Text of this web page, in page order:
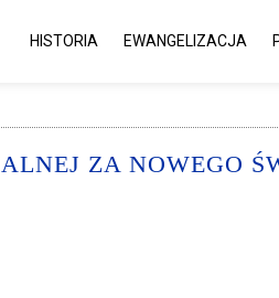
HISTORIA EWANGELIZACJA
ZA NOWEGO